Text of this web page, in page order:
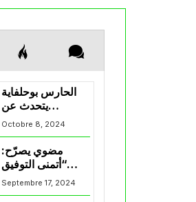
الحارس بوحلفاية
يتحدث عن
طموحاته مع
المنتخب و شباب
قسنطينة
Octobre 8, 2024
مضوي يصرّح:
“أتمنى التوفيق
لممثلي الكرة
الجزائرية في
Septembre 17, 2024